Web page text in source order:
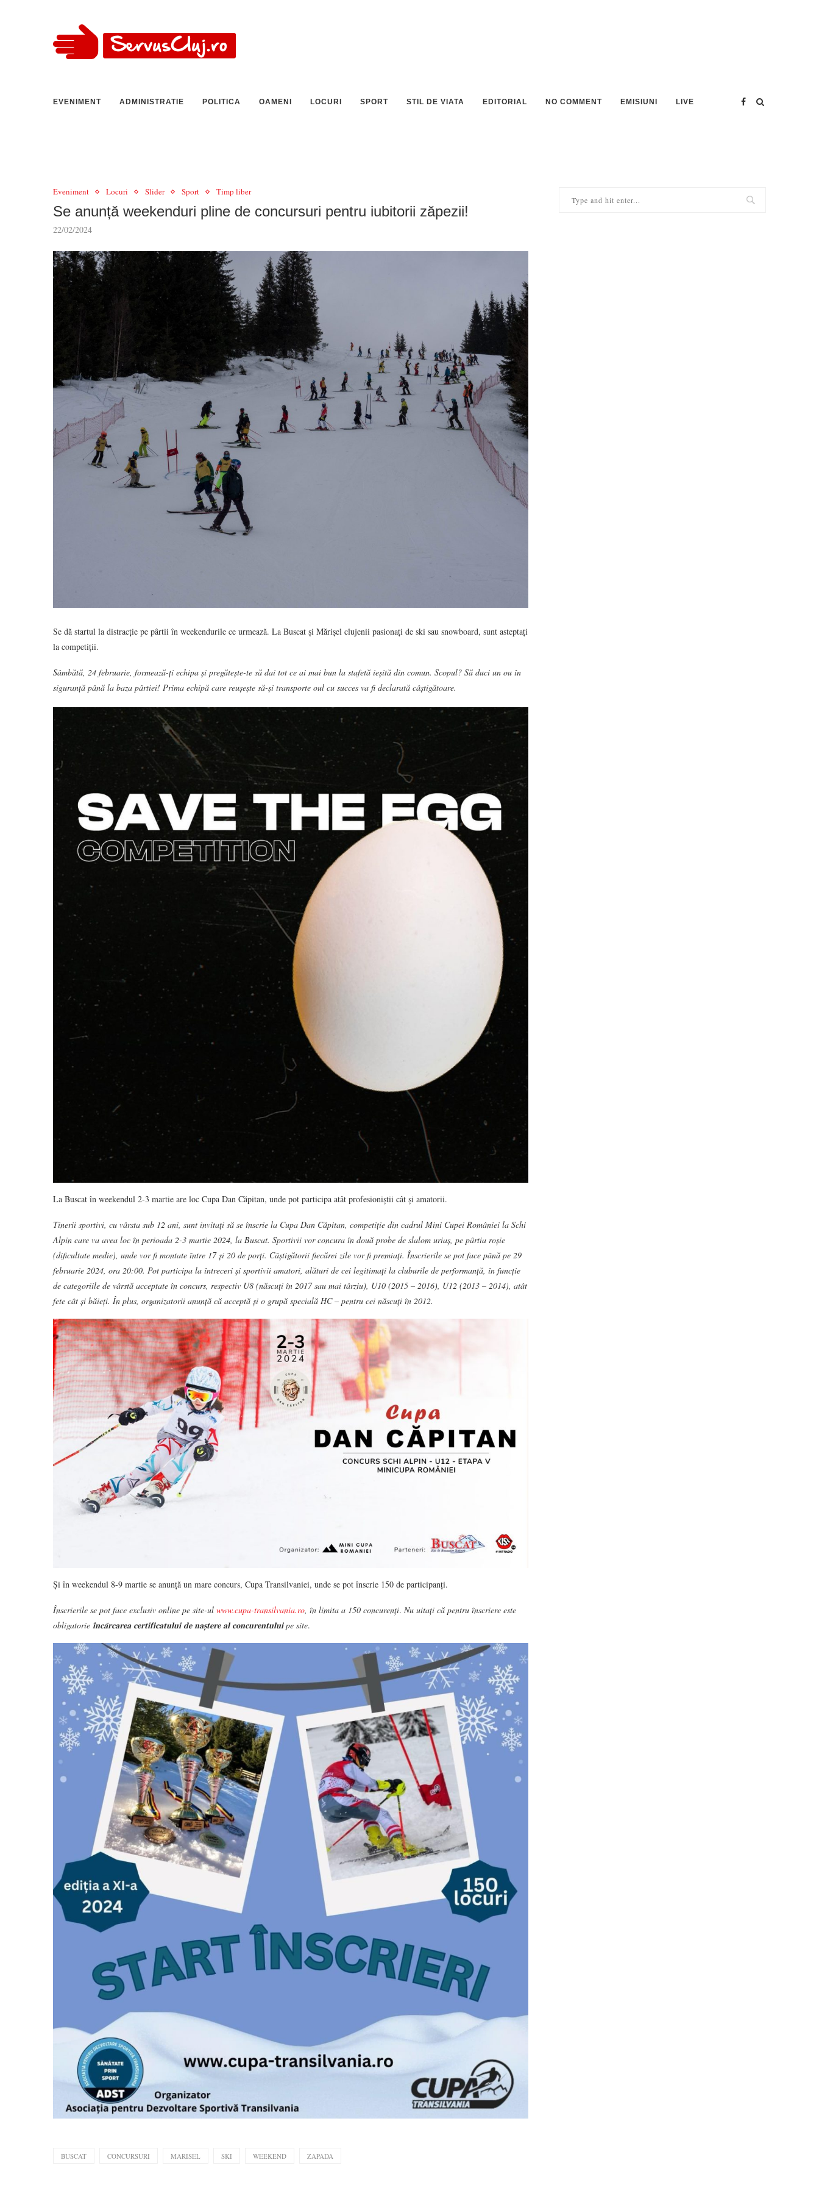
EVENIMENT ADMINISTRATIE POLITICA OAMENI LOCURI SPORT STIL DE VIATA EDITORIAL NO COMMENT EMISIUNI LIVE
Eveniment Locuri Slider Sport Timp liber
Se anunță weekenduri pline de concursuri pentru iubitorii zăpezii!
22/02/2024
Se dă startul la distracție pe pârtii în weekendurile ce urmează. La Buscat și Mărișel clujenii pasionați de ski sau snowboard, sunt asteptați
la competiții.
Sâmbătă, 24 februarie, formează-ți echipa și pregătește-te să dai tot ce ai mai bun la stafetă ieșită din comun. Scopul? Să duci un ou în
siguranță până la baza pârtiei! Prima echipă care reușește să-și transporte oul cu succes va fi declarată câștigătoare.
La Buscat în weekendul 2-3 martie are loc Cupa Dan Căpitan, unde pot participa atât profesioniștii cât și amatorii.
Tinerii sportivi, cu vârsta sub 12 ani, sunt invitați să se înscrie la Cupa Dan Căpitan, competiție din cadrul Mini Cupei României la Schi
Alpin care va avea loc în perioada 2-3 martie 2024, la Buscat. Sportivii vor concura în două probe de slalom uriaș, pe pârtia roșie
(dificultate medie), unde vor fi montate între 17 și 20 de porți. Câștigătorii fiecărei zile vor fi premiați. Înscrierile se pot face până pe 29
februarie 2024, ora 20:00. Pot participa la întreceri și sportivii amatori, alături de cei legitimați la cluburile de performanță, în funcție
de categoriile de vârstă acceptate în concurs, respectiv U8 (născuți în 2017 sau mai târziu), U10 (2015 – 2016), U12 (2013 – 2014), atât
fete cât și băieți. În plus, organizatorii anunță că acceptă și o grupă specială HC – pentru cei născuți în 2012.
Și în weekendul 8-9 martie se anunță un mare concurs, Cupa Transilvaniei, unde se pot înscrie 150 de participanți.
Înscrierile se pot face exclusiv online pe site-ul www.cupa-transilvania.ro , în limita a 150 concurenți. Nu uitați că pentru înscriere este
obligatorie 𝐢̂𝐧𝐜𝐚̆𝐫𝐜𝐚𝐫𝐞𝐚 𝐜𝐞𝐫𝐭𝐢𝐟𝐢𝐜𝐚𝐭𝐮𝐥𝐮𝐢 𝐝𝐞 𝐧𝐚𝐬̦𝐭𝐞𝐫𝐞 𝐚𝐥 𝐜𝐨𝐧𝐜𝐮𝐫𝐞𝐧𝐭𝐮𝐥𝐮𝐢 pe site.
BUSCAT CONCURSURI MARISEL SKI WEEKEND ZAPADA